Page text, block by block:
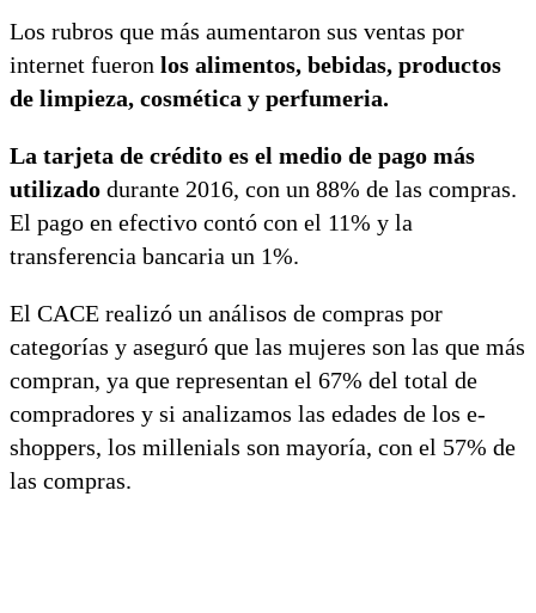
Los rubros que más aumentaron sus ventas por
internet fueron los alimentos, bebidas, productos
de limpieza, cosmética y perfumeria.
La tarjeta de crédito es el medio de pago más
utilizado durante 2016, con un 88% de las compras.
El pago en efectivo contó con el 11% y la
transferencia bancaria un 1%.
El CACE realizó un análisos de compras por
categorías y aseguró que las mujeres son las que más
compran, ya que representan el 67% del total de
compradores y si analizamos las edades de los e-
shoppers, los millenials son mayoría, con el 57% de
las compras.